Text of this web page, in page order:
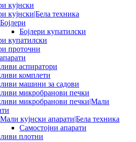
кујнски
кујнски|Бела техника
Бојлери
Бојлери купатилски
купатилски
проточни
аспиратори
комплети
машини за садови
микробранови печки
микробранови печки|Мали
Мали кујнски апарати|Бела техника
Самостојни апарати
плотни